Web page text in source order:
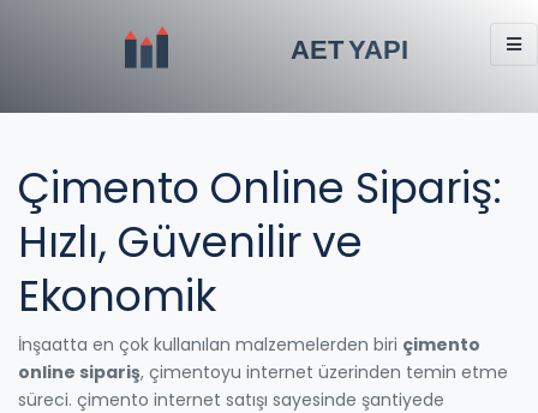
Çimento Online Sipariş:
Hızlı, Güvenilir ve
Ekonomik
İnşaatta en çok kullanılan malzemelerden biri çimento
online sipariş, çimentoyu internet üzerinden temin etme
süreci. çimento internet satışı sayesinde şantiyede